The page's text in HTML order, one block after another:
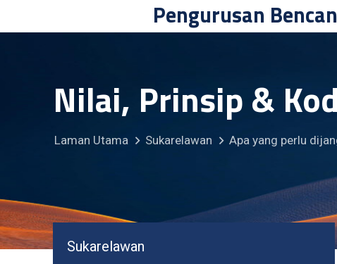
Pengurusan
Nilai, Prinsip &
Laman Utama Sukarelawan Apa yang perlu
Sukarelawan